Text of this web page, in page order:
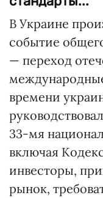
В Украине
событие
— переход
времени
33-мя
включая
инвесторы,
рынок,